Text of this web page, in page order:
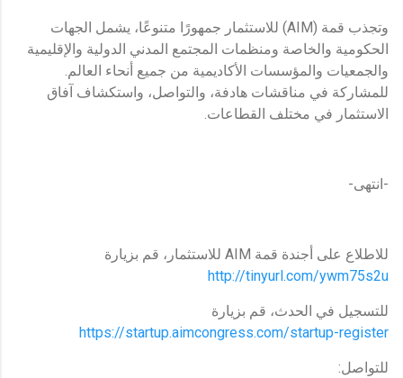
وتجذب قمة (AIM) للاستثمار جمهورًا متنوعًا، يشمل الجهات
الحكومية والخاصة ومنظمات المجتمع المدني الدولية والإقليمية
والجمعيات والمؤسسات الأكاديمية من جميع أنحاء العالم.
للمشاركة في مناقشات هادفة، والتواصل، واستكشاف آفاق
الاستثمار في مختلف القطاعات.
-انتهى-
للاطلاع على أجندة قمة AIM للاستثمار، قم بزيارة
http://tinyurl.com/ywm75s2u
للتسجيل في الحدث، قم بزيارة
https://startup.aimcongress.com/startup-register
للتواصل: